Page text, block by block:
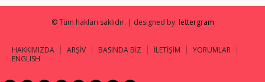
© Tüm hakları saklıdır. | designed by: lettergram
HAKKIMIZDA ARŞİV BASINDA BİZ İLETİŞİM
YORUMLAR
ENGLISH